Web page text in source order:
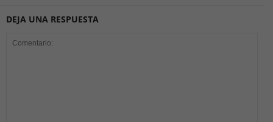
DEJA UNA RESPUESTA